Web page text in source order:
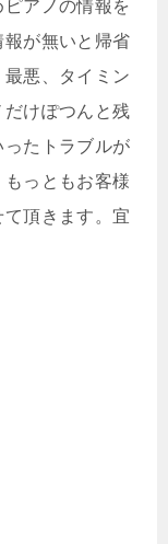
アノの情報を
報が無いと帰省
悪、タイミン
けぽつんと残
たトラブルが
っともお客様
頂きます。宜